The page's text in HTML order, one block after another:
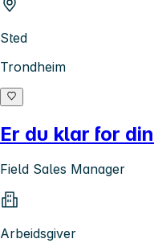
Sted
Trondheim
Er du klar for
Field Sales Manager
Arbeidsgiver